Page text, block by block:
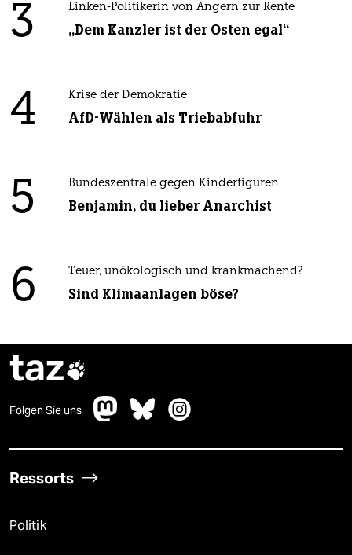
3 Linken-Politikerin von Angern zur Rente
„Dem Kanzler ist der Osten egal“
4 Krise der Demokratie
AfD-Wählen als Triebabfuhr
5 Bundeszentrale gegen Kinderfiguren
Benjamin, du lieber Anarchist
6 Teuer, unökologisch und krankmachend?
Sind Klimaanlagen böse?
taz
Folgen Sie uns
Ressorts
Politik